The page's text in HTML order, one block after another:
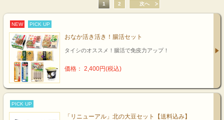
1 2 次へ
NEW PICK UP
おなか活き活き！腸活セット
タイシのオススメ！腸活で免疫力アップ！
価格： 2,400円(税込)
PICK UP
「リニューアル」北の大豆セット【送料込み】